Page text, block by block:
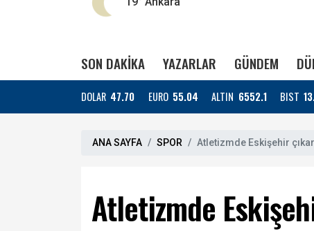
SON DAKİKA YAZARLAR GÜNDEM
DOLAR 47.70 EURO 55.04 ALTIN 6552.1 BIST
ANA SAYFA SPOR Atletizmde Eskişehir
Atletizmde